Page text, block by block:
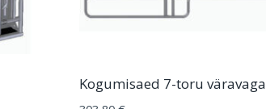
Kogumisaed 7-toru väravaga